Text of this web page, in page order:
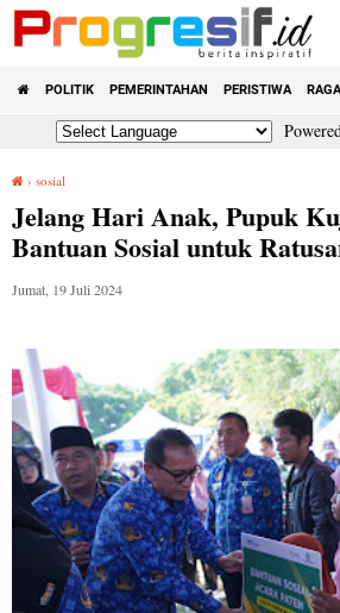
POLITIK PEMERINTAHAN PERISTIWA
› sosial
Jelang Hari Anak, Pupuk
Bantuan Sosial untuk
Jumat, 19 Juli 2024